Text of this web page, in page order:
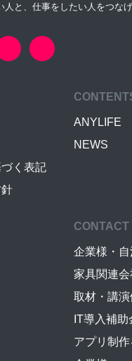
人と、仕事をしたい人をつなげ
く表記
ANYLIFE
NEWS
CONTACT
企業様・自
家具関連会
取材・講
IT導入補
アプリ制